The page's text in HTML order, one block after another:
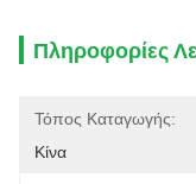
Πληροφορίες
Τόπος Καταγωγής:
Κίνα